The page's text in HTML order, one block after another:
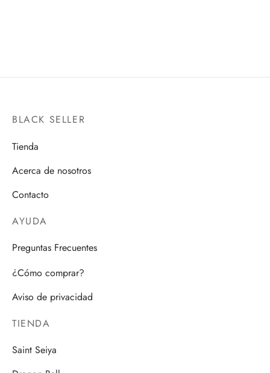
BLACK SELLER
Tienda
Acerca de nosotros
Contacto
AYUDA
Preguntas Frecuentes
¿Cómo comprar?
Aviso de privacidad
TIENDA
Saint Seiya